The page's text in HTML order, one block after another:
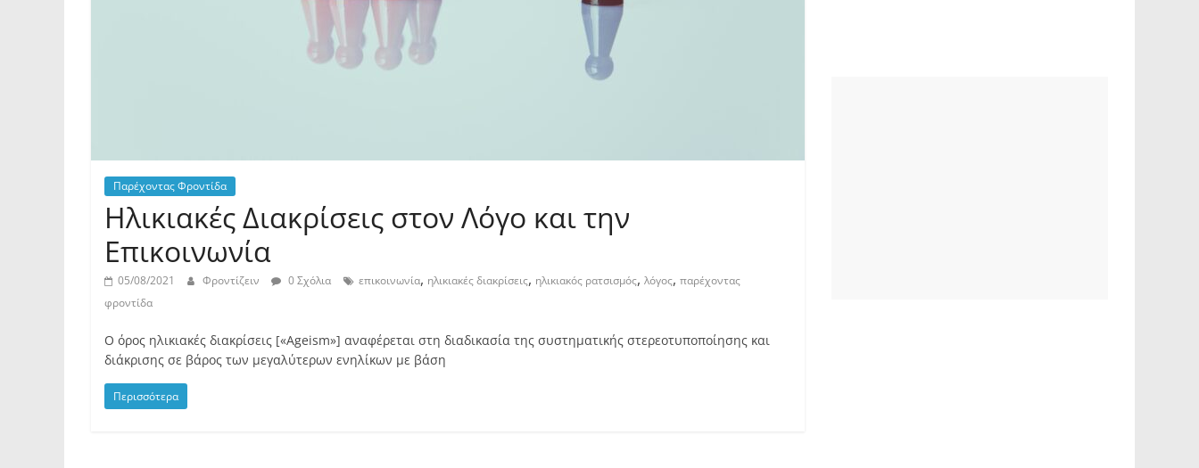
Παρέχοντας Φροντίδα
Ηλικιακές Διακρίσεις στον Λόγο και την
Επικοινωνία
05/08/2021 Φροντίζειν 0 Σχόλια επικοινωνία, ηλικιακές διακρίσεις, ηλικιακός ρατσισμός, λόγος, παρέχοντας
φροντίδα
Ο όρος ηλικιακές διακρίσεις [«Ageism»] αναφέρεται στη διαδικασία της συστηματικής στερεοτυποποίησης και
διάκρισης σε βάρος των μεγαλύτερων ενηλίκων με βάση
Περισσότερα